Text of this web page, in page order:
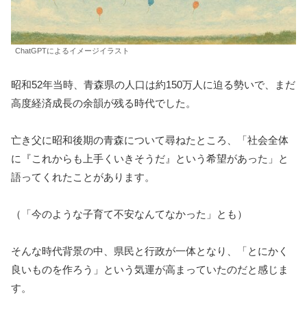
ChatGPTによるイメージイラスト
昭和52年当時、青森県の人口は約150万人に迫る勢いで、まだ
高度経済成長の余韻が残る時代でした。
亡き父に昭和後期の青森について尋ねたところ、「社会全体
に『これからも上手くいきそうだ』という希望があった」と
語ってくれたことがあります。
（「今のような子育て不安なんてなかった」とも）
そんな時代背景の中、県民と行政が一体となり、「とにかく
良いものを作ろう」という気運が高まっていたのだと感じま
す。